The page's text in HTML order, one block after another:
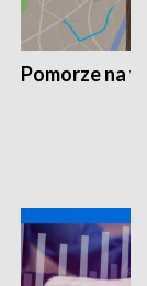
Pomorze na